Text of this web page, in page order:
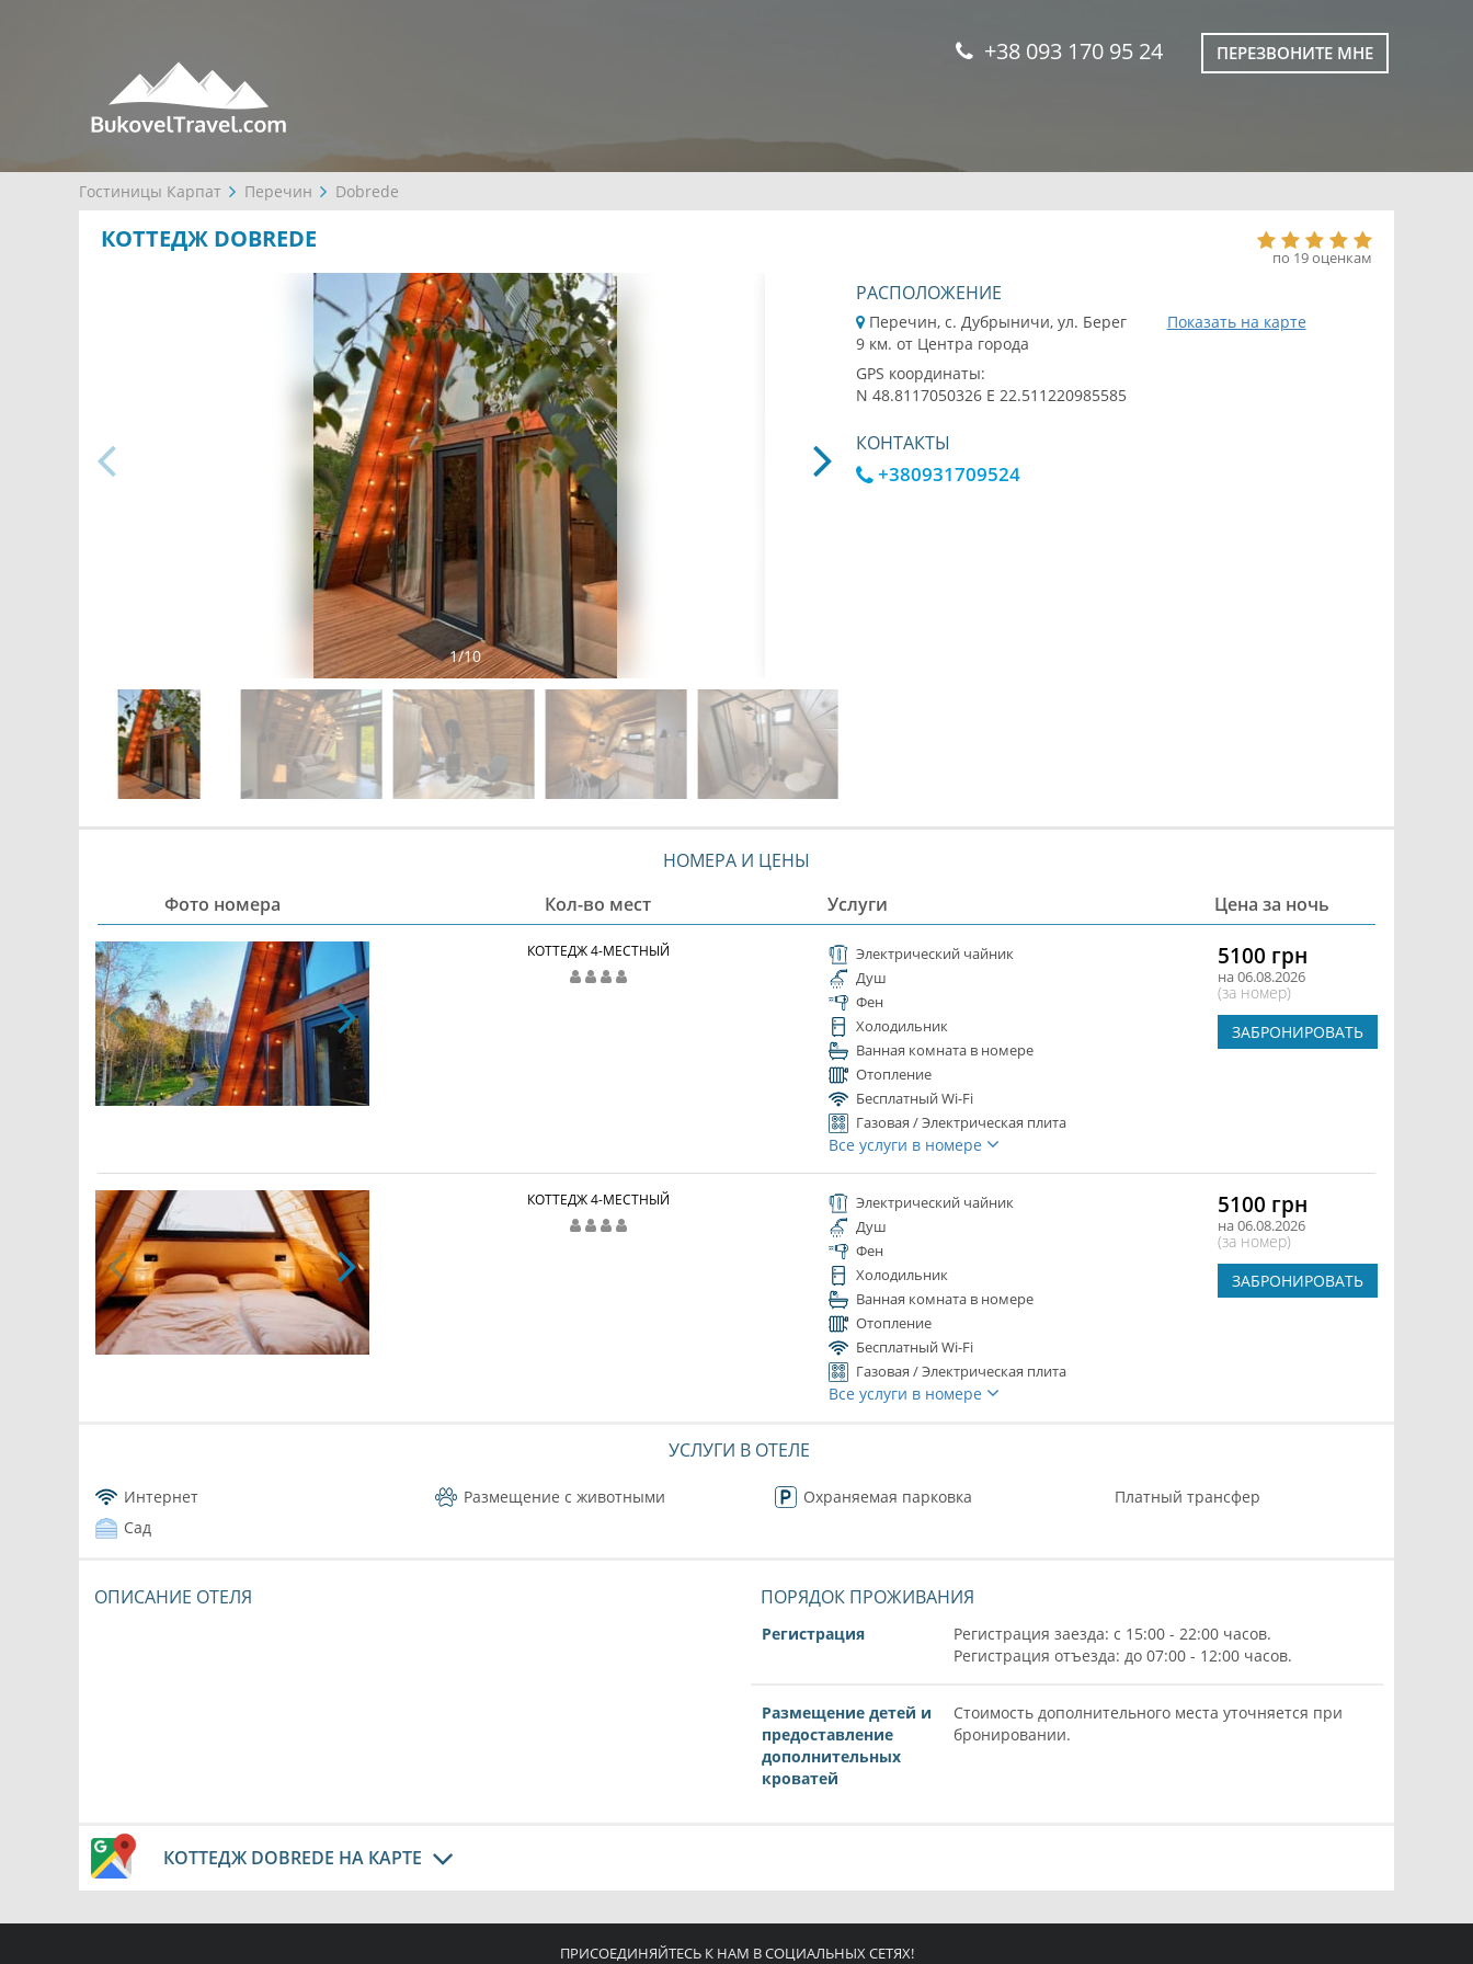
+38 093 170 95 24 ПЕРЕЗВОНИТЕ МНЕ
Гостиницы Карпат Перечин Dobrede
КОТТЕДЖ DOBREDE
по 19 оценкам
1/10
РАСПОЛОЖЕНИЕ
Перечин, с. Дубрыничи, ул. Берег
Показать на карте
9 км. от Центра города
GPS координаты:
N 48.8117050326 E 22.511220985585
КОНТАКТЫ
+380931709524
НОМЕРА И ЦЕНЫ
Фото номера
Кол-во мест Услуги Цена за ночь
КОТТЕДЖ 4-МЕСТНЫЙ
Электрический чайник
Душ
Фен
Холодильник
Ванная комната в номере
Отопление
Бесплатный Wi-Fi
Газовая / Электрическая плита
Все услуги в номере
5100 грн
на 06.08.2026
(за номер)
ЗАБРОНИРОВАТЬ
КОТТЕДЖ 4-МЕСТНЫЙ
Электрический чайник
Душ
Фен
Холодильник
Ванная комната в номере
Отопление
Бесплатный Wi-Fi
Газовая / Электрическая плита
Все услуги в номере
5100 грн
на 06.08.2026
(за номер)
ЗАБРОНИРОВАТЬ
УСЛУГИ В ОТЕЛЕ
Интернет Размещение с животными Охраняемая парковка
Платный трансфер
Сад
ОПИСАНИЕ ОТЕЛЯ ПОРЯДОК ПРОЖИВАНИЯ
Регистрация
Регистрация заезда: с 15:00 - 22:00 часов.
Регистрация отъезда: до 07:00 - 12:00 часов.
Размещение детей и
предоставление
дополнительных
кроватей
Стоимость дополнительного места уточняется при
бронировании.
КОТТЕДЖ DOBREDE НА КАРТЕ
ПРИСОЕДИНЯЙТЕСЬ К НАМ В СОЦИАЛЬНЫХ СЕТЯХ!